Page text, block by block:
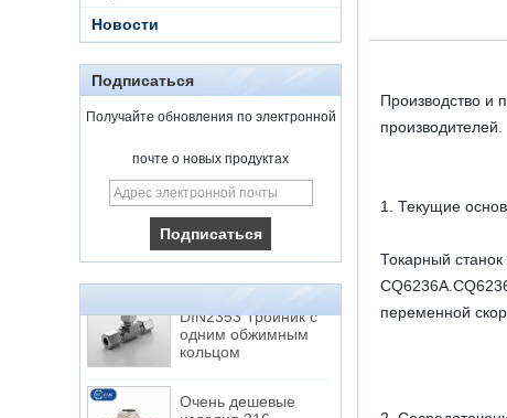
Новости
Подписаться
Получайте обновления по электронной
почте о новых продуктах
15 Stainless Steel
Double Ferrules Inch
Tube 12 to NPT 12
Male Connector
Соединение
одним обжимным
кольцом
изделия 316
Производство и
производителей.
1. Текущие
Токарный
переменной